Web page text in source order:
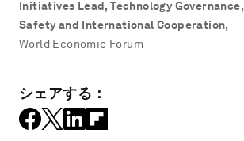
Initiatives Lead, Technology Governance,
Safety and International Cooperation,
World Economic Forum
シェアする：